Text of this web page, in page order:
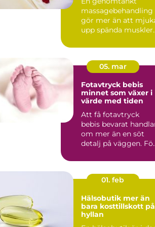
hela kroppen
massagebehandling
gör mer än att
upp spända muskler.
stressnivåer,...
05. mar
Fotavtryck bebis
minnet som växer i
värde med tiden
Att få fotavtryck
bebis bevarat
om mer än en söt
detalj på väggen. För
01. feb
Hälsobutik mer än
bara kosttillskott på
hyllan